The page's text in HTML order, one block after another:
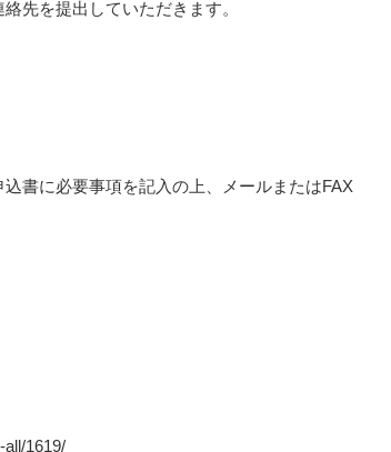
先を提出していただきます。
書に必要事項を記入の上、メールまたはFAX
1619/